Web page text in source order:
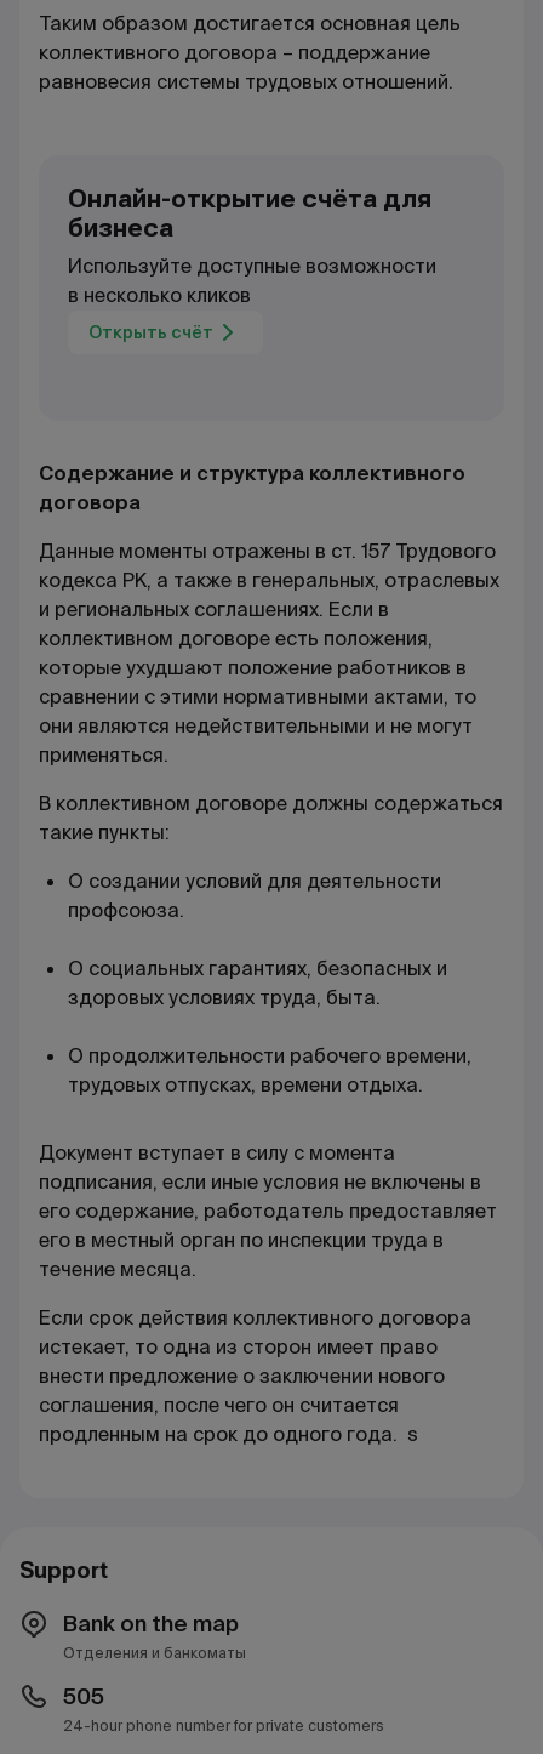
Таким образом достигается основная цель
коллективного договора – поддержание
равновесия системы трудовых отношений.
Онлайн-открытие счёта для
бизнеса
Используйте доступные возможности
в несколько кликов
Открыть счёт
Содержание и структура коллективного
договора
Данные моменты отражены в ст. 157 Трудового
кодекса РК, а также в генеральных, отраслевых
и региональных соглашениях. Если в
коллективном договоре есть положения,
которые ухудшают положение работников в
сравнении с этими нормативными актами, то
они являются недействительными и не могут
применяться.
В коллективном договоре должны содержаться
такие пункты:
О создании условий для деятельности
профсоюза.
О социальных гарантиях, безопасных и
здоровых условиях труда, быта.
О продолжительности рабочего времени,
трудовых отпусках, времени отдыха.
Документ вступает в силу с момента
подписания, если иные условия не включены в
его содержание, работодатель предоставляет
его в местный орган по инспекции труда в
течение месяца.
Если срок действия коллективного договора
истекает, то одна из сторон имеет право
внести предложение о заключении нового
соглашения, после чего он считается
продленным на срок до одного года. s
Support
Bank on the map
Отделения и банкоматы
505
24-hour phone number for private customers